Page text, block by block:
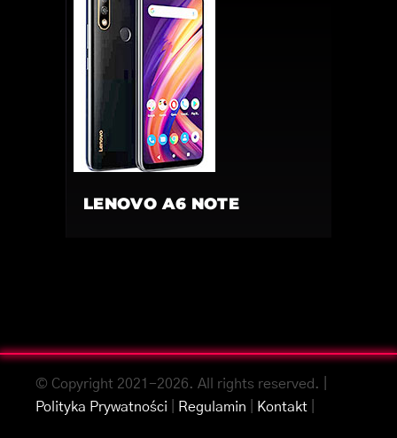
LENOVO A6 NOTE
© Copyright 2021-2026. All rights reserved. |
Polityka Prywatności
Regulamin Kontakt